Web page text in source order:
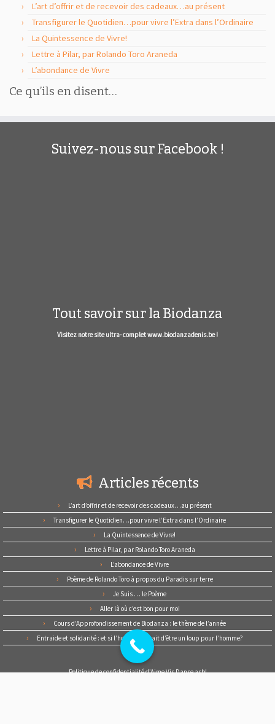
L’art d’offrir et de recevoir des cadeaux…au présent
Transfigurer le Quotidien…pour vivre l’Extra dans l’Ordinaire
La Quintessence de Vivre!
Lettre à Pilar, par Rolando Toro Araneda
L’abondance de Vivre
Ce qu’ils en disent…
Suivez-nous sur Facebook !
Tout savoir sur la Biodanza
Visitez notre site ultra- complet www.biodanzadenis.be !
Articles récents
L’art d’offrir et de recevoir des cadeaux…au présent
Transfigurer le Quotidien…pour vivre l’Extra dans l’Ordinaire
La Quintessence de Vivre!
Lettre à Pilar, par Rolando Toro Araneda
L’abondance de Vivre
Poème de Rolando Toro à propos du Paradis sur terre
Je Suis … le Poème
Aller là où c’est bon pour moi
Cours d’Approfondissement de Biodanza : le thème de l’année
Entraide et solidarité : et si l’homme cessait d’être un loup pour l’homme?
Politique de confidentialité d’Aime Vis Danse asbl